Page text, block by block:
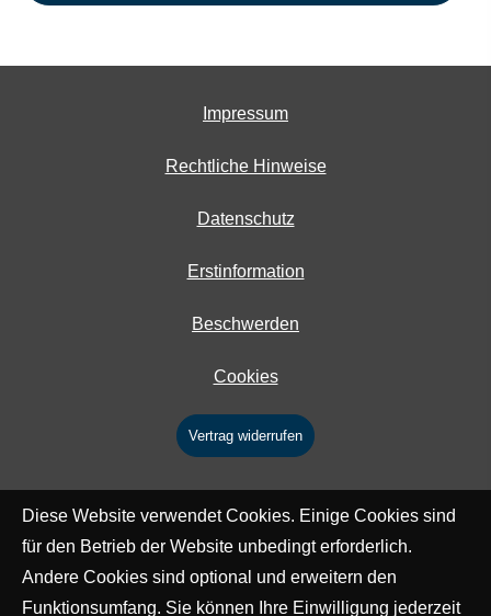
Impressum
Rechtliche Hinweise
Datenschutz
Erstinformation
Beschwerden
Cookies
Vertrag widerrufen
Diese Website verwendet Cookies. Einige Cookies sind
für den Betrieb der Website unbedingt erforderlich.
Andere Cookies sind optional und erweitern den
Funktionsumfang. Sie können Ihre Einwilligung jederzeit